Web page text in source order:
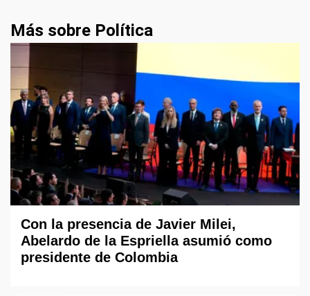
Más sobre Política
Con la presencia de Javier Milei,
Abelardo de la Espriella asumió como
presidente de Colombia